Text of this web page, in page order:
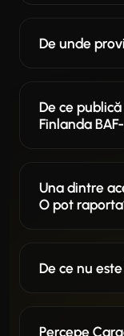
De unde
De ce
Finlanda
Una dintre
O pot
De ce nu
Percepe